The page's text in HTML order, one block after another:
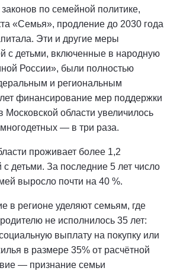
по семейной политике,
«Семья», продление до 2030 года
Эти и другие меры
с детьми, включенные в народную
России», были полностью
и региональным
финансирование мер поддержки
Московской области увеличилось
— в три раза.
проживает более 1,2
детьми. За последние 5 лет число
выросло почти на 40 %.
в регионе уделяют семьям, где
не исполнилось 35 лет:
выплату на покупку или
в размере 35% от расчётной
— признание семьи